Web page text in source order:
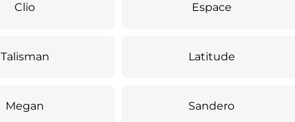
Clio Espace
Talisman Latitude
Megan Sandero